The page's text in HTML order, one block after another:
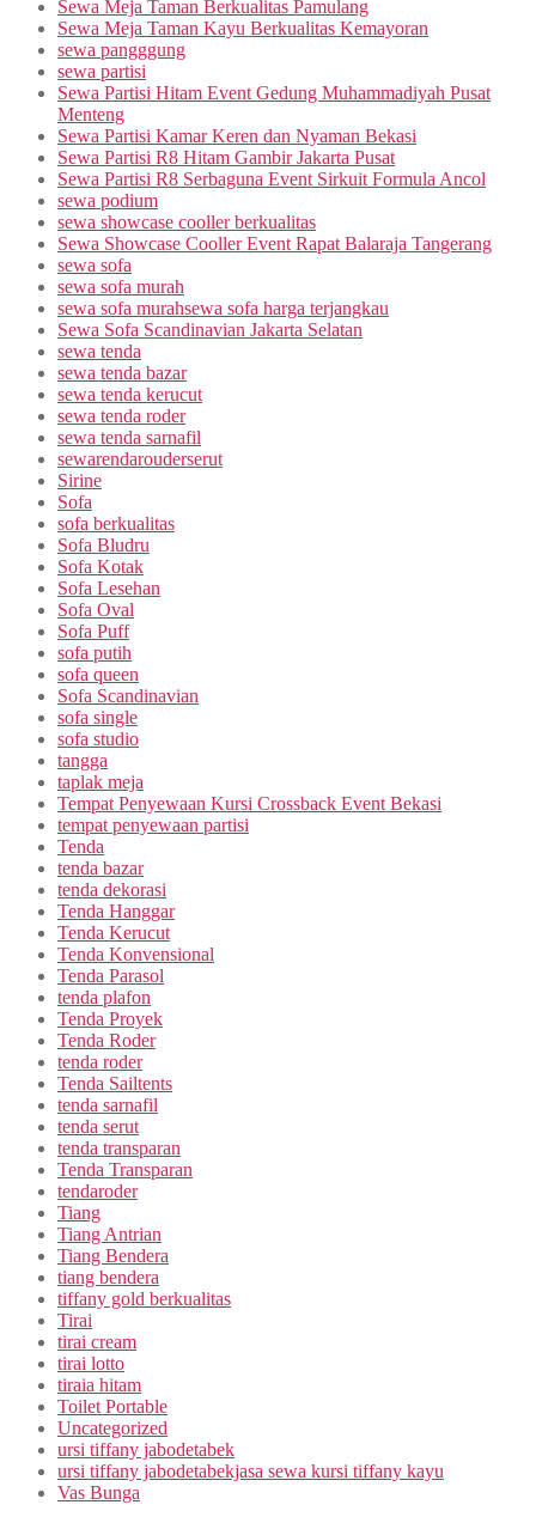
Sewa Meja Taman Berkualitas Pamulang
Sewa Meja Taman Kayu Berkualitas Kemayoran
sewa pangggung
sewa partisi
Sewa Partisi Hitam Event Gedung Muhammadiyah Pusat
Menteng
Sewa Partisi Kamar Keren dan Nyaman Bekasi
Sewa Partisi R8 Hitam Gambir Jakarta Pusat
Sewa Partisi R8 Serbaguna Event Sirkuit Formula Ancol
sewa podium
sewa showcase cooller berkualitas
Sewa Showcase Cooller Event Rapat Balaraja Tangerang
sewa sofa
sewa sofa murah
sewa sofa murahsewa sofa harga terjangkau
Sewa Sofa Scandinavian Jakarta Selatan
sewa tenda
sewa tenda bazar
sewa tenda kerucut
sewa tenda roder
sewa tenda sarnafil
sewarendarouderserut
Sirine
Sofa
sofa berkualitas
Sofa Bludru
Sofa Kotak
Sofa Lesehan
Sofa Oval
Sofa Puff
sofa putih
sofa queen
Sofa Scandinavian
sofa single
sofa studio
tangga
taplak meja
Tempat Penyewaan Kursi Crossback Event Bekasi
tempat penyewaan partisi
Tenda
tenda bazar
tenda dekorasi
Tenda Hanggar
Tenda Kerucut
Tenda Konvensional
Tenda Parasol
tenda plafon
Tenda Proyek
Tenda Roder
tenda roder
Tenda Sailtents
tenda sarnafil
tenda serut
tenda transparan
Tenda Transparan
tendaroder
Tiang
Tiang Antrian
Tiang Bendera
tiang bendera
tiffany gold berkualitas
Tirai
tirai cream
tirai lotto
tiraia hitam
Toilet Portable
Uncategorized
ursi tiffany jabodetabek
ursi tiffany jabodetabekjasa sewa kursi tiffany kayu
Vas Bunga